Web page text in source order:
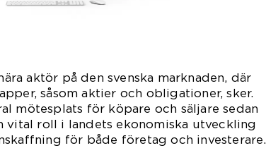
aktör på den svenska marknaden, där
såsom aktier och obligationer, sker.
mötesplats för köpare och säljare sedan
vital roll i landets ekonomiska utveckling
för både företag och investerare.